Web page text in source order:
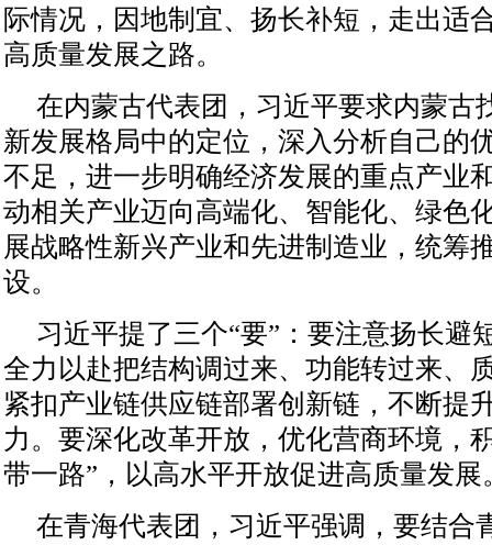
际情况，因地制宜、扬长补短，走出适
高质量发展之路。
在内蒙古代表团，习近平要求内蒙古
新发展格局中的定位，深入分析自己的
不足，进一步明确经济发展的重点产业
动相关产业迈向高端化、智能化、绿色
展战略性新兴产业和先进制造业，统筹
设。
习近平提了三个“要”：要注意扬长避
全力以赴把结构调过来、功能转过来、
紧扣产业链供应链部署创新链，不断提
力。要深化改革开放，优化营商环境，
带一路”，以高水平开放促进高质量发展
在青海代表团，习近平强调，要结合